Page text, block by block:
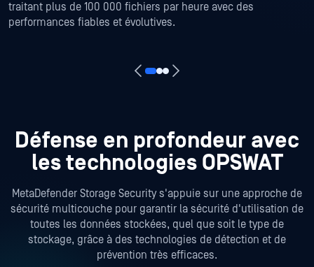
traitant plus de 100 000 fichiers par heure avec des
performances fiables et évolutives.
Défense en profondeur avec
les technologies OPSWAT
MetaDefender Storage Security s'appuie sur une approche de
sécurité multicouche pour garantir la sécurité d'utilisation de
toutes les données stockées, quel que soit le type de
stockage, grâce à des technologies de détection et de
prévention très efficaces.